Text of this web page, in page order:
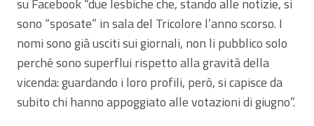
sono “sposate” in sala del Tricolore l’anno scorso. I
nomi sono già usciti sui giornali, non li pubblico solo
perché sono superflui rispetto alla gravità della
vicenda: guardando i loro profili, però, si capisce da
subito chi hanno appoggiato alle votazioni di giugno”.